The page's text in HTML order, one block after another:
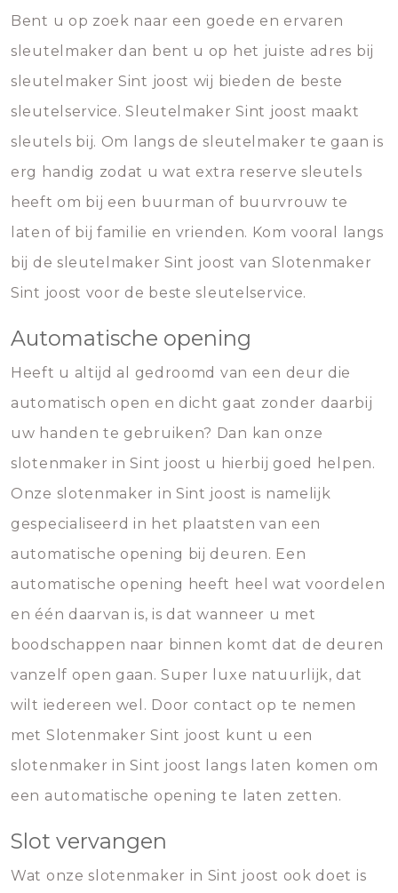
Bent u op zoek naar een goede en ervaren
sleutelmaker dan bent u op het juiste adres bij
sleutelmaker Sint joost wij bieden de beste
sleutelservice. Sleutelmaker Sint joost maakt
sleutels bij. Om langs de sleutelmaker te gaan is
erg handig zodat u wat extra reserve sleutels
heeft om bij een buurman of buurvrouw te
laten of bij familie en vrienden. Kom vooral langs
bij de sleutelmaker Sint joost van Slotenmaker
Sint joost voor de beste sleutelservice.
Automatische opening
Heeft u altijd al gedroomd van een deur die
automatisch open en dicht gaat zonder daarbij
uw handen te gebruiken? Dan kan onze
slotenmaker in Sint joost u hierbij goed helpen.
Onze slotenmaker in Sint joost is namelijk
gespecialiseerd in het plaatsten van een
automatische opening bij deuren. Een
automatische opening heeft heel wat voordelen
en één daarvan is, is dat wanneer u met
boodschappen naar binnen komt dat de deuren
vanzelf open gaan. Super luxe natuurlijk, dat
wilt iedereen wel. Door contact op te nemen
met Slotenmaker Sint joost kunt u een
slotenmaker in Sint joost langs laten komen om
een automatische opening te laten zetten.
Slot vervangen
Wat onze slotenmaker in Sint joost ook doet is